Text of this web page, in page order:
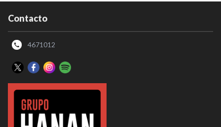
Contacto
4671012